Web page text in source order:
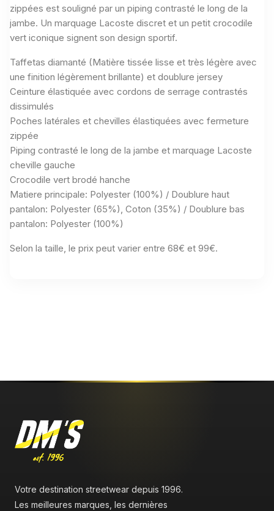
zippées est souligné par un piping contrasté le long de la
jambe. Un marquage Lacoste discret et un petit crocodile
vert iconique signent son design sportif.
Taffetas diamanté (Matière tissée lisse et très légère avec
une finition légèrement brillante) et doublure jersey
Ceinture élastiquée avec cordons de serrage contrastés
dissimulés
Poches latérales et chevilles élastiquées avec fermeture
zippée
Piping contrasté le long de la jambe et marquage Lacoste
cheville gauche
Crocodile vert brodé hanche
Matiere principale: Polyester (100%) / Doublure haut
pantalon: Polyester (65%), Coton (35%) / Doublure bas
pantalon: Polyester (100%)
Selon la taille, le prix peut varier entre 68€ et 99€.
Votre destination streetwear depuis 1996.
Les meilleures marques, les dernières